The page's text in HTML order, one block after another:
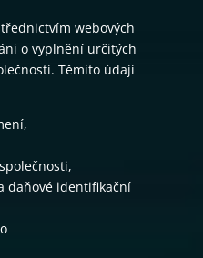
webových
o vyplnění určitých
Těmito údaji
daňové identifikační